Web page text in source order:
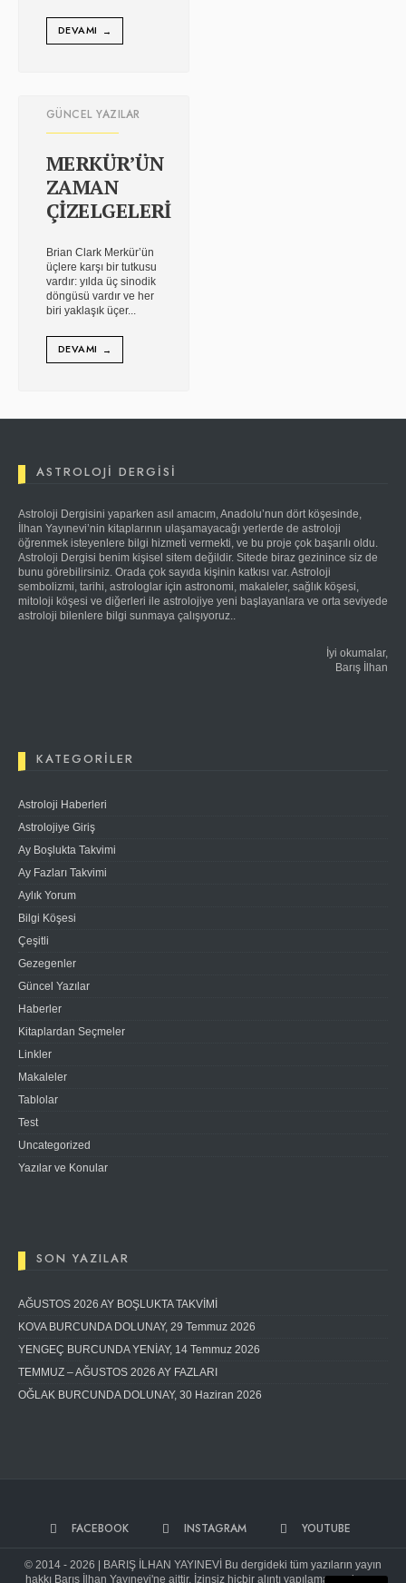
DEVAMI →
GÜNCEL YAZILAR
MERKÜR’ÜN
ZAMAN
ÇİZELGELERİ
Brian Clark Merkür’ün
üçlere karşı bir tutkusu
vardır: yılda üç sinodik
döngüsü vardır ve her
biri yaklaşık üçer...
DEVAMI →
ASTROLOJI DERGISI
Astroloji Dergisini yaparken asıl amacım, Anadolu’nun dört köşesinde,
İlhan Yayınevi’nin kitaplarının ulaşamayacağı yerlerde de astroloji
öğrenmek isteyenlere bilgi hizmeti vermekti, ve bu proje çok başarılı oldu.
Astroloji Dergisi benim kişisel sitem değildir. Sitede biraz gezinince siz de
bunu görebilirsiniz. Orada çok sayıda kişinin katkısı var. Astroloji
sembolizmi, tarihi, astrologlar için astronomi, makaleler, sağlık köşesi,
mitoloji köşesi ve diğerleri ile astrolojiye yeni başlayanlara ve orta seviyede
astroloji bilenlere bilgi sunmaya çalışıyoruz..
İyi okumalar,
Barış İlhan
KATEGORILER
Astroloji Haberleri
Astrolojiye Giriş
Ay Boşlukta Takvimi
Ay Fazları Takvimi
Aylık Yorum
Bilgi Köşesi
Çeşitli
Gezegenler
Güncel Yazılar
Haberler
Kitaplardan Seçmeler
Linkler
Makaleler
Tablolar
Test
Uncategorized
Yazılar ve Konular
SON YAZILAR
AĞUSTOS 2026 AY BOŞLUKTA TAKVİMİ
KOVA BURCUNDA DOLUNAY, 29 Temmuz 2026
YENGEÇ BURCUNDA YENİAY, 14 Temmuz 2026
TEMMUZ – AĞUSTOS 2026 AY FAZLARI
OĞLAK BURCUNDA DOLUNAY, 30 Haziran 2026
FACEBOOK INSTAGRAM YOUTUBE
© 2014 - 2026 | BARIŞ İLHAN YAYINEVİ Bu dergideki tüm yazıların yayın
hakkı Barış İlhan Yayınevi'ne aittir. İzinsiz hiçbir alıntı yapılamaz ve kopya